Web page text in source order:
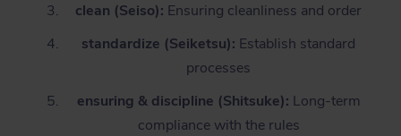
clean (Seiso): Ensuring cleanliness and order
standardize (Seiketsu): Establish standard
processes
ensuring & discipline (Shitsuke): Long-term
compliance with the rules